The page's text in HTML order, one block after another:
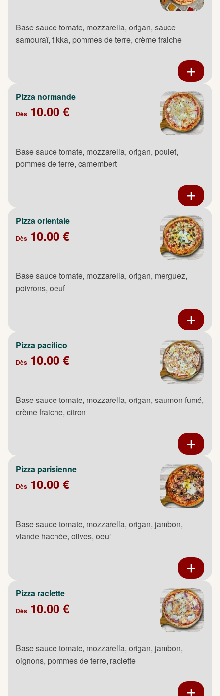
Base sauce tomate, mozzarella, origan, sauce
samouraï, tikka, pommes de terre, crème fraiche
Pizza normande
Dès 10.00 €
Base sauce tomate, mozzarella, origan, poulet,
pommes de terre, camembert
Pizza orientale
Dès 10.00 €
Base sauce tomate, mozzarella, origan, merguez,
poivrons, oeuf
Pizza pacifico
Dès 10.00 €
Base sauce tomate, mozzarella, origan, saumon fumé,
crème fraiche, citron
Pizza parisienne
Dès 10.00 €
Base sauce tomate, mozzarella, origan, jambon,
viande hachée, olives, oeuf
Pizza raclette
Dès 10.00 €
Base sauce tomate, mozzarella, origan, jambon,
oignons, pommes de terre, raclette